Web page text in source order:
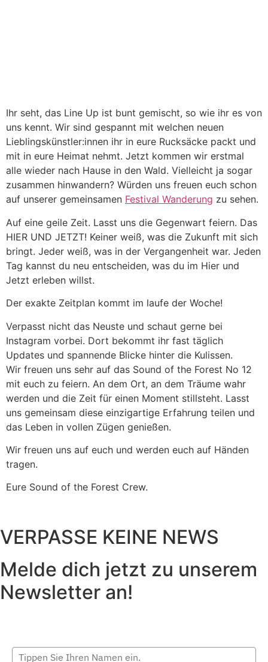
Ihr seht, das Line Up ist bunt gemischt, so wie ihr es von
uns kennt. Wir sind gespannt mit welchen neuen
Lieblingskünstler:innen ihr in eure Rucksäcke packt und
mit in eure Heimat nehmt. Jetzt kommen wir erstmal
alle wieder nach Hause in den Wald. Vielleicht ja sogar
zusammen hinwandern? Würden uns freuen euch schon
auf unserer gemeinsamen Festival Wanderung zu sehen.
Auf eine geile Zeit. Lasst uns die Gegenwart feiern. Das
HIER UND JETZT! Keiner weiß, was die Zukunft mit sich
bringt. Jeder weiß, was in der Vergangenheit war. Jeden
Tag kannst du neu entscheiden, was du im Hier und
Jetzt erleben willst.
Der exakte Zeitplan kommt im laufe der Woche!
Verpasst nicht das Neuste und schaut gerne bei
Instagram vorbei. Dort bekommt ihr fast täglich
Updates und spannende Blicke hinter die Kulissen.
Wir freuen uns sehr auf das Sound of the Forest No 12
mit euch zu feiern. An dem Ort, an dem Träume wahr
werden und die Zeit für einen Moment stillsteht. Lasst
uns gemeinsam diese einzigartige Erfahrung teilen und
das Leben in vollen Zügen genießen.
Wir freuen uns auf euch und werden euch auf Händen
tragen.
Eure Sound of the Forest Crew.
VERPASSE KEINE NEWS
Melde dich jetzt zu unserem
Newsletter an!